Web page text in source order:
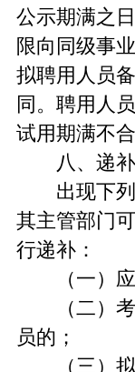
公示期满之
限向同级事
拟聘用人员
同。聘用人
试用期满不
八、递补
出现下列
其主管部门
行递补：
（一）应
（二）考
员的；
（三）拟